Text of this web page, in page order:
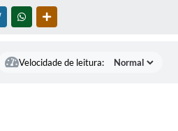
TWITTERWHATSAPP
Velocidade de leitura: